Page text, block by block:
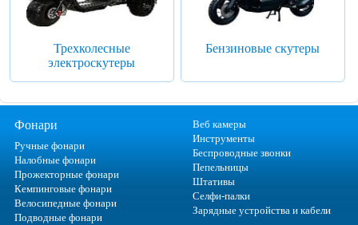
Трехколесные
электроскутеры
Бензиновые скутеры
Фонари
Ручные фонари
Налобные фонари
Прожекторные фонари
Кемпинговые фонари
Велосипедные фонари
Подводные фонари
Веб камеры
Инструменты
Беспроводные звонки
Пепельницы
Штативы
Селфи-палки
Зарядные устройства и кабели